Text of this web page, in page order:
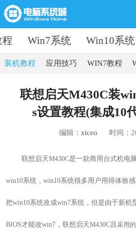
Win7系统 Win10系统
装机教程 应用技巧 WIN7教程
联想启天M430C装
s设置教程(集成10
编辑：xtceo 时间：
联想启天M430C是一款商用台式机电
win10系统 ，win10系统很多用户用得体验
把win10系统改成win7系统，但是由于新机
BIOS才能改win7 ，联想启天M430C且采用